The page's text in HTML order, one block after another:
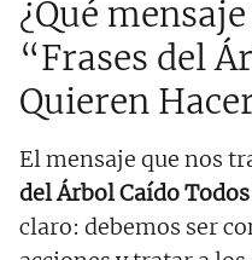
¿Qué
“Frases del
Quieren
El mensaje que nos
del Árbol Caído
claro: debemos ser